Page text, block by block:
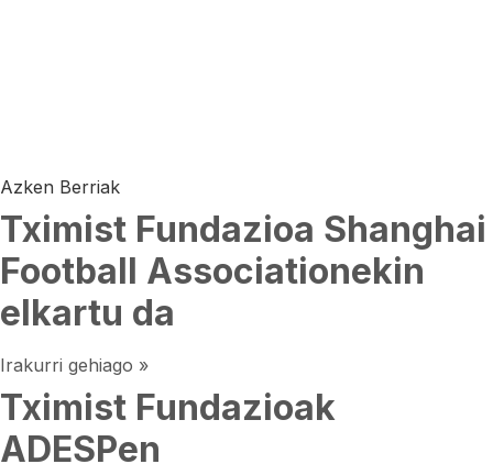
Azken Berriak
Tximist Fundazioa Shanghai
Football Associationekin
elkartu da
Irakurri gehiago »
Tximist Fundazioak
ADESPen